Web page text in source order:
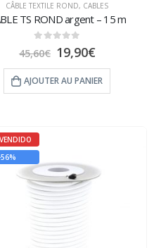
CÂBLE TEXTILE ROND, CABLES
TS ROND argent – 15 m
sur 5
45,60€ 19,90€
AJOUTER AU PANIER